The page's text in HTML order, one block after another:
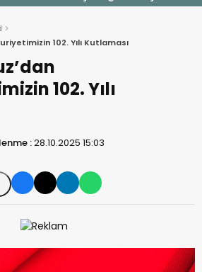
102. Yılı Kutlaması
102. Yılı
:28.10.2025 15:03